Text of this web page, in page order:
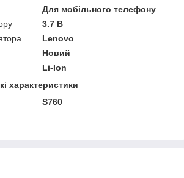
Для мобільного телефону
3.7 В
Lenovo
Новий
Li-Ion
характеристики
S760